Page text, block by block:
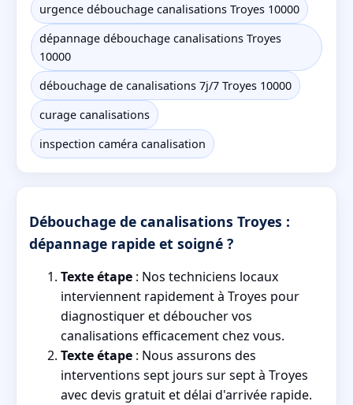
urgence débouchage canalisations Troyes 10000
dépannage débouchage canalisations Troyes
10000
débouchage de canalisations 7j/7 Troyes 10000
curage canalisations
inspection caméra canalisation
Débouchage de canalisations Troyes :
dépannage rapide et soigné ?
Texte étape : Nos techniciens locaux
interviennent rapidement à Troyes pour
diagnostiquer et déboucher vos
canalisations efficacement chez vous.
Texte étape : Nous assurons des
interventions sept jours sur sept à Troyes
avec devis gratuit et délai d'arrivée rapide.